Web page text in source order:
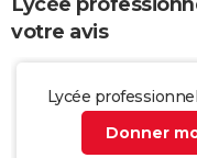
votre avis
Lycée
Donner